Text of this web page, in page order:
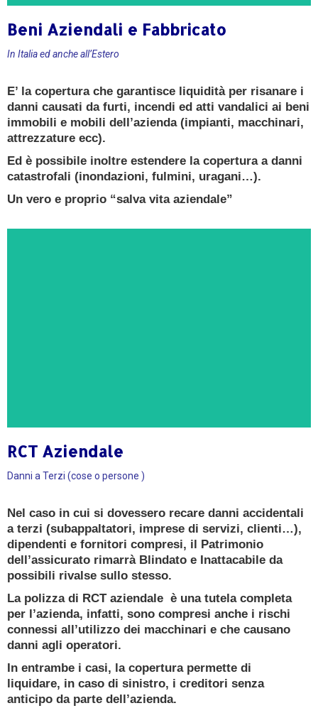
CONSULENZA GRATUITA
Ricevi oggi una consulenza gratuita e senza
impegno da un Esperto in Tutela dei Fabbricati
e Beni Aziendali
Beni Aziendali e Fabbricato
In Italia ed anche all’Estero
E’ la copertura che garantisce liquidità per risanare i
danni causati da furti, incendi ed atti vandalici ai beni
immobili e mobili dell’azienda (impianti, macchinari,
attrezzature ecc).
Ed è possibile inoltre estendere la copertura a danni
catastrofali (inondazioni, fulmini, uragani…).
Un vero e proprio “salva vita aziendale”
CONSULENZA GRATUITA
Ricevi oggi una consulenza gratuita e senza
impegno da un
Esperto Consulente Qualificato
PRENOTA ORA
RCT Aziendale
Danni a Terzi (cose o persone )
Nel caso in cui si dovessero recare danni accidentali
a terzi (subappaltatori, imprese di servizi, clienti…),
dipendenti e fornitori compresi, il Patrimonio
dell’assicurato rimarrà Blindato e Inattacabile da
possibili rivalse sullo stesso.
La polizza di RCT aziendale è una tutela completa
per l’azienda, infatti, sono compresi anche i rischi
connessi all’utilizzo dei macchinari e che causano
danni agli operatori.
In entrambe i casi, la copertura permette di
liquidare, in caso di sinistro, i creditori senza
anticipo da parte dell’azienda.